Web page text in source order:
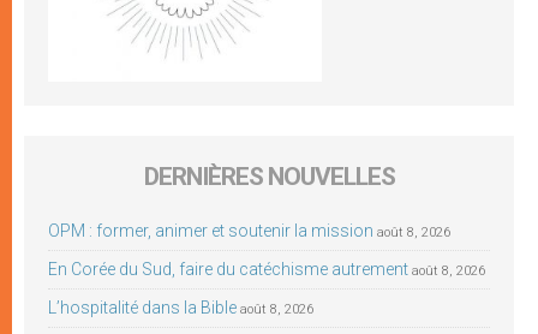
DERNIÈRES NOUVELLES
OPM : former, animer et soutenir la mission août 8, 2026
En Corée du Sud, faire du catéchisme autrement août 8, 2026
L’hospitalité dans la Bible août 8, 2026